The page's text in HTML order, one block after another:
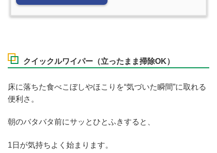
クイックルワイパー（立ったまま掃除OK）
床に落ちた食べこぼしやほこりを“気づいた瞬間”に取れる
便利さ。
朝のバタバタ前にサッとひとふきすると、
1日が気持ちよく始まります。